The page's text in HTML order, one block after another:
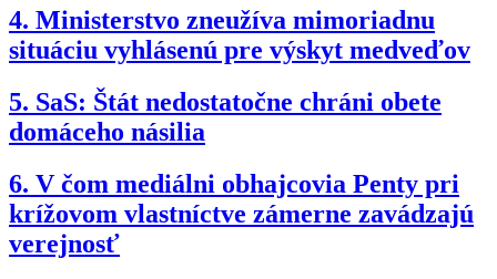
4. Ministerstvo zneužíva mimoriadnu
situáciu vyhlásenú pre výskyt medveďov
5. SaS: Štát nedostatočne chráni obete
domáceho násilia
6. V čom mediálni obhajcovia Penty pri
krížovom vlastníctve zámerne zavádzajú
verejnosť